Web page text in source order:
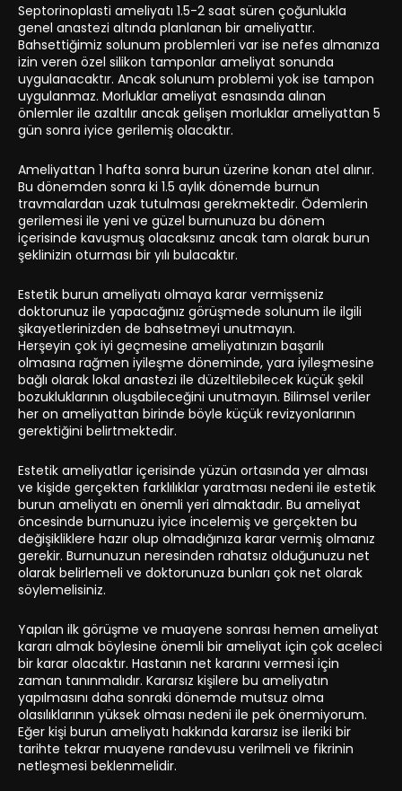
Septorinoplasti ameliyatı 1.5-2 saat süren çoğunlukla
genel anastezi altında planlanan bir ameliyattır.
Bahsettiğimiz solunum problemleri var ise nefes almanıza
izin veren özel silikon tamponlar ameliyat sonunda
uygulanacaktır. Ancak solunum problemi yok ise tampon
uygulanmaz. Morluklar ameliyat esnasında alınan
önlemler ile azaltılır ancak gelişen morluklar ameliyattan 5
gün sonra iyice gerilemiş olacaktır.
Ameliyattan 1 hafta sonra burun üzerine konan atel alınır.
Bu dönemden sonra ki 1.5 aylık dönemde burnun
travmalardan uzak tutulması gerekmektedir. Ödemlerin
gerilemesi ile yeni ve güzel burnunuza bu dönem
içerisinde kavuşmuş olacaksınız ancak tam olarak burun
şeklinizin oturması bir yılı bulacaktır.
Estetik burun ameliyatı olmaya karar vermişseniz
doktorunuz ile yapacağınız görüşmede solunum ile ilgili
şikayetlerinizden de bahsetmeyi unutmayın.
Herşeyin çok iyi geçmesine ameliyatınızın başarılı
olmasına rağmen iyileşme döneminde, yara iyileşmesine
bağlı olarak lokal anastezi ile düzeltilebilecek küçük şekil
bozukluklarının oluşabileceğini unutmayın. Bilimsel veriler
her on ameliyattan birinde böyle küçük revizyonlarının
gerektiğini belirtmektedir.
Estetik ameliyatlar içerisinde yüzün ortasında yer alması
ve kişide gerçekten farklılıklar yaratması nedeni ile estetik
burun ameliyatı en önemli yeri almaktadır. Bu ameliyat
öncesinde burnunuzu iyice incelemiş ve gerçekten bu
değişikliklere hazır olup olmadığınıza karar vermiş olmanız
gerekir. Burnunuzun neresinden rahatsız olduğunuzu net
olarak belirlemeli ve doktorunuza bunları çok net olarak
söylemelisiniz.
Yapılan ilk görüşme ve muayene sonrası hemen ameliyat
kararı almak böylesine önemli bir ameliyat için çok aceleci
bir karar olacaktır. Hastanın net kararını vermesi için
zaman tanınmalıdır. Kararsız kişilere bu ameliyatın
yapılmasını daha sonraki dönemde mutsuz olma
olasılıklarının yüksek olması nedeni ile pek önermiyorum.
Eğer kişi burun ameliyatı hakkında kararsız ise ileriki bir
tarihte tekrar muayene randevusu verilmeli ve fikrinin
netleşmesi beklenmelidir.